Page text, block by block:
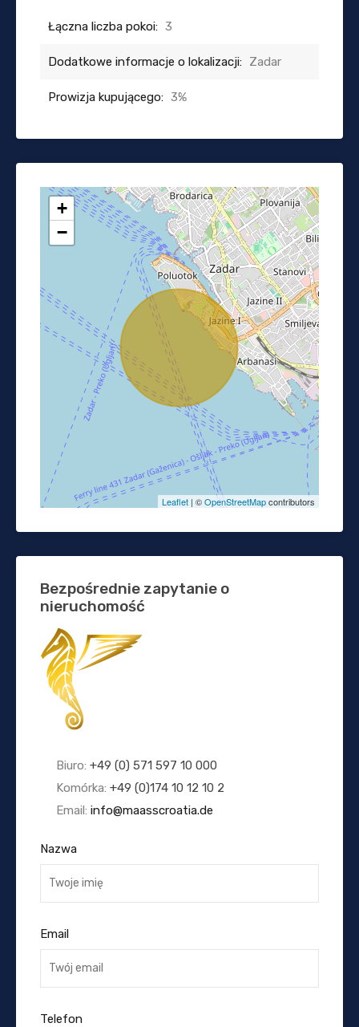
Łączna liczba pokoi: 3
Dodatkowe informacje o lokalizacji: Zadar
Prowizja kupującego: 3%
+
−
Leaflet | ©OpenStreetMapcontributors
Bezpośrednie zapytanie o
nieruchomość
Biuro: +49 (0) 571 597 10 000
Komórka: +49 (0)174 10 12 10 2
Email: info@maasscroatia.de
Nazwa
Email
Telefon